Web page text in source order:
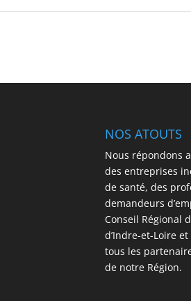
NOS ATOUTS
Nous répondons
des entreprises
de santé, des
demandeurs
Conseil Régional
d’Indre-et-Loire
tous les
de notre Région.